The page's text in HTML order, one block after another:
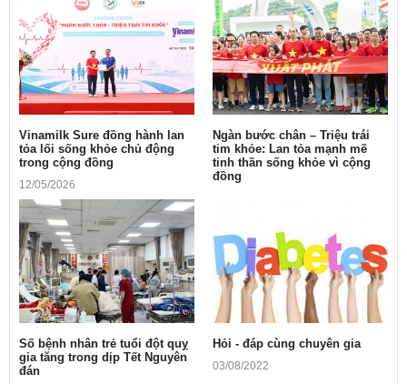
Vinamilk Sure đồng hành lan
tỏa lối sống khỏe chủ động
trong cộng đồng
12/05/2026
Ngàn bước chân – Triệu trái
tim khỏe: Lan tỏa mạnh mẽ
tinh thần sống khỏe vì cộng
đồng
Số bệnh nhân trẻ tuổi đột quỵ
gia tăng trong dịp Tết Nguyên
đán
Hỏi - đáp cùng chuyên gia
03/08/2022